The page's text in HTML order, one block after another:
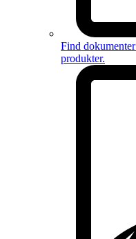
Find dokumenter
produkter.